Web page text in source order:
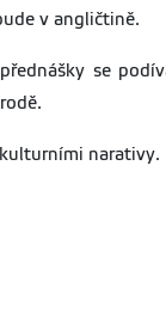
v angličtině.
se
narativy.